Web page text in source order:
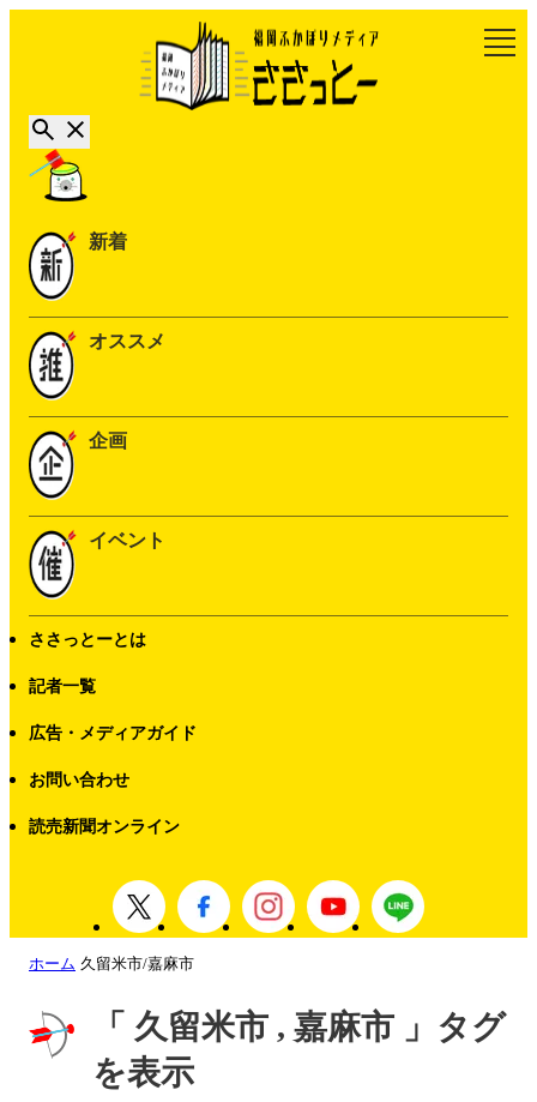
新着
オススメ
企画
イベント
ささっとーとは
記者一覧
広告・メディアガイド
お問い合わせ
読売新聞オンライン
ホーム 久留米市/嘉麻市
「 久留米市 , 嘉麻市 」タグ
を表示